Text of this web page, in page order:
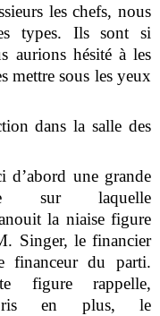
les chefs, nous
types. Ils sont si
aurions hésité à les
mettre sous les yeux
dans la salle des
d’abord une grande
sur laquelle
la niaise figure
Singer, le financier
financeur du parti.
figure rappelle,
en plus, le